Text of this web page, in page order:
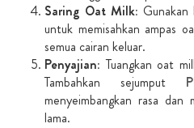
Saring Oat Milk: Gunakan
untuk memisahkan ampas
semua cairan keluar.
Penyajian: Tuangkan oat
Tambahkan sejumput
menyeimbangkan rasa dan
lama.